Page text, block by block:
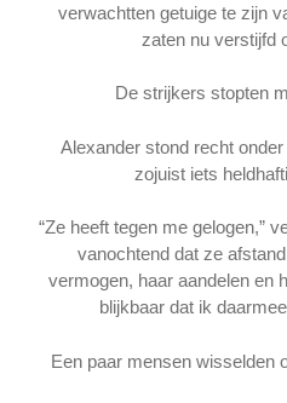
verwachtten getuige te zijn
zaten nu verstijfd
De strijkers stopten
Alexander stond recht
zojuist iets
“Ze heeft tegen me gelogen,”
vanochtend dat ze
vermogen, haar aandelen en
blijkbaar dat ik
Een paar mensen wisselden